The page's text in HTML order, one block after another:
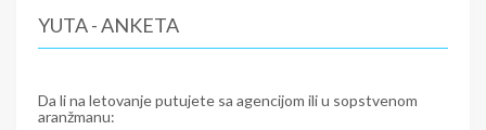
YUTA - ANKETA
Da li na letovanje putujete sa agencijom ili u sopstvenom
aranžmanu: